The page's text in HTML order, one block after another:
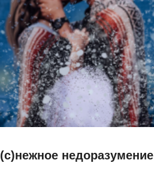
(с)нежное недоразумение